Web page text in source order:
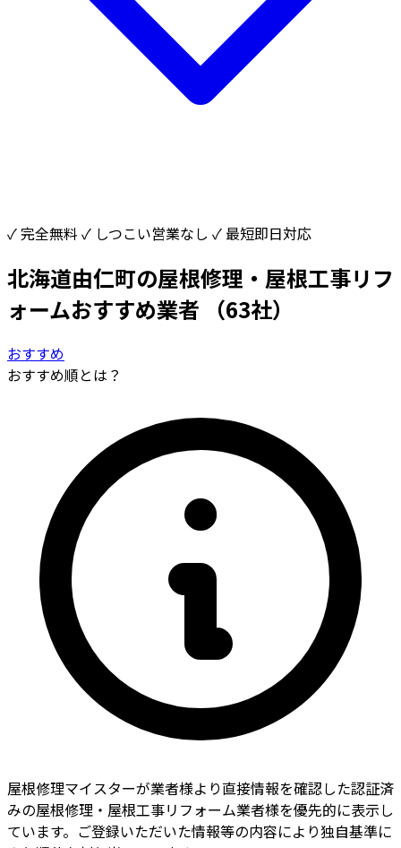
✓ 完全無料 ✓ しつこい営業なし ✓ 最短即日対応
北海道由仁町の屋根修理・屋根工事リフ
ォームおすすめ業者
（63社）
おすすめ
おすすめ順とは？
屋根修理マイスターが業者様より直接情報を確認した認証済
みの屋根修理・屋根工事リフォーム業者様を優先的に表示し
ています。ご登録いただいた情報等の内容により独自基準に